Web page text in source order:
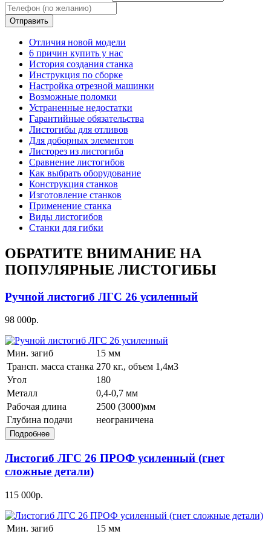
Отличия новой модели
6 причин купить у нас
История создания станка
Инструкция по сборке
Настройка отрезной машинки
Возможные поломки
Устраненные недостатки
Гарантийные обязательства
Листогибы для отливов
Для доборных элементов
Листорез из листогиба
Сравнение листогибов
Как выбрать оборудование
Конструкция станков
Изготовление станков
Применение станка
Виды листогибов
Станки для гибки
ОБРАТИТЕ ВНИМАНИЕ НА
ПОПУЛЯРНЫЕ ЛИСТОГИБЫ
Ручной листогиб ЛГС 26 усиленный
98 000р.
Мин. загиб
15 мм
Трансп. масса станка 270 кг., объем 1,4м3
Угол
180
Металл
0,4-0,7 мм
Рабочая длина
2500 (3000)мм
Глубина подачи
неограничена
Листогиб ЛГС 26 ПРОФ усиленный (гнет
сложные детали)
115 000р.
Мин. загиб
15 мм